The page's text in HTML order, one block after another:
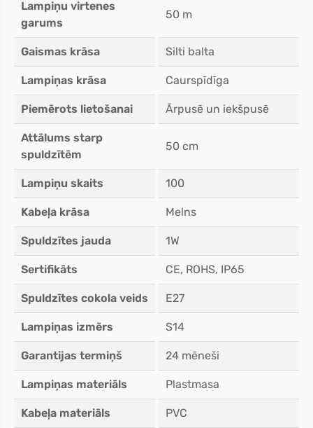
Lampiņu virtenes
garums
50 m
Gaismas krāsa Silti balta
Lampiņas krāsa Caurspīdīga
Piemērots lietošanai Ārpusē un iekšpusē
Attālums starp
spuldzītēm
50 cm
Lampiņu skaits 100
Kabeļa krāsa Melns
Spuldzītes jauda 1W
Sertifikāts CE, ROHS, IP65
Spuldzītes cokola veids E27
Lampiņas izmērs S14
Garantijas termiņš 24 mēneši
Lampiņas materiāls Plastmasa
Kabeļa materiāls PVC